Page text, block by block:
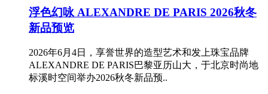
浮色幻咏 ALEXANDRE DE PARIS 2026秋冬
新品预览
2026年6月4日，享誉世界的造型艺术和发上珠宝品牌
ALEXANDRE DE PARIS巴黎亚历山大，于北京时尚地
标溪时空间举办2026秋冬新品预..